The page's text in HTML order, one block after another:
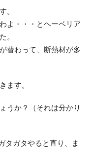
。
よ・・・とヘーベリア
。
替わって、断熱材が多
ます。
うか？（それは分かり
タガタやると直り、ま